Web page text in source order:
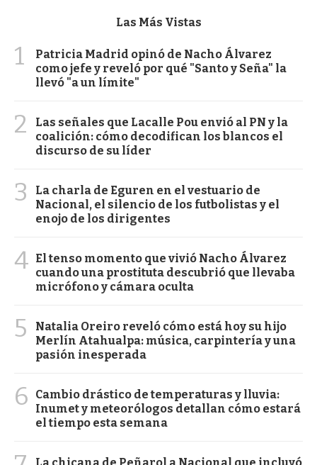
Las Más Vistas
1
Patricia Madrid opinó de Nacho Álvarez
como jefe y reveló por qué "Santo y Seña" la
llevó "a un límite"
2
Las señales que Lacalle Pou envió al PN y la
coalición: cómo decodifican los blancos el
discurso de su líder
3
La charla de Eguren en el vestuario de
Nacional, el silencio de los futbolistas y el
enojo de los dirigentes
4 El tenso momento que vivió Nacho Álvarez
cuando una prostituta descubrió que llevaba
micrófono y cámara oculta
5
Natalia Oreiro reveló cómo está hoy su hijo
Merlín Atahualpa: música, carpintería y una
pasión inesperada
6
Cambio drástico de temperaturas y lluvia:
Inumet y meteorólogos detallan cómo estará
el tiempo esta semana